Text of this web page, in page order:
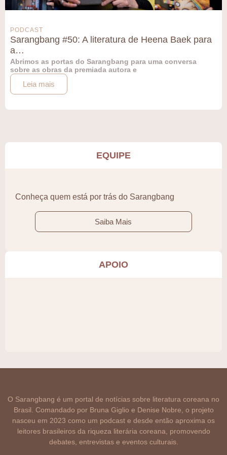
PODCAST
Sarangbang #50: A literatura de Heena Baek para
a…
Abrimos as portas do Sarangbang para uma conversa
sobre as obras da premiada autora e
Leia mais
EQUIPE
Conheça quem está por trás do Sarangbang
Saiba Mais
APOIO
O Sarangbang é um portal de notícias sobre literatura coreana no
Brasil. Comandado por Bruna Giglio e Denise Nobre, o projeto
nasceu em 2023 como um podcast e desde então aproxima os
leitores brasileiros da riqueza literária coreana, promovendo
debates, entrevistas e eventos culturais.